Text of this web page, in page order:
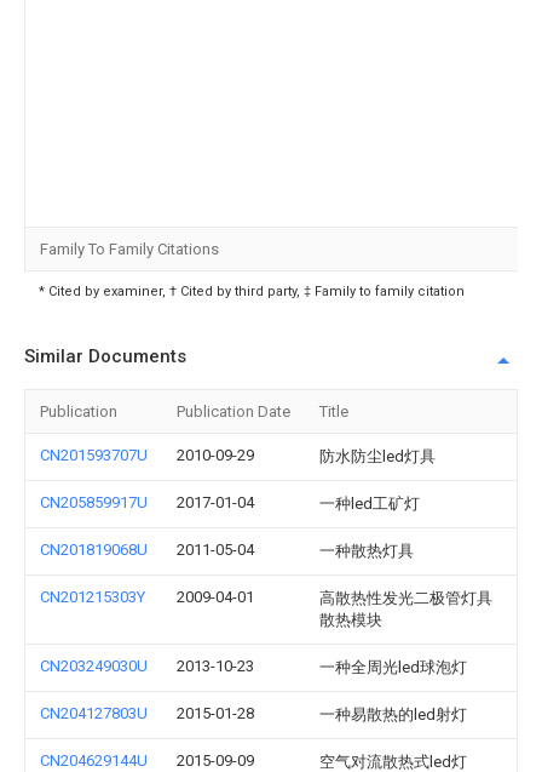
Family To Family Citations
* Cited by examiner, † Cited by third party, ‡ Family to family citation
Similar Documents
Publication Publication Date Title
CN201593707U 2010-09-29 防水防尘led灯具
CN205859917U 2017-01-04 一种led工矿灯
CN201819068U 2011-05-04 一种散热灯具
CN201215303Y 2009-04-01
高散热性发光二极管灯具
散热模块
CN203249030U 2013-10-23 一种全周光led球泡灯
CN204127803U 2015-01-28 一种易散热的led射灯
CN204629144U 2015-09-09 空气对流散热式led灯